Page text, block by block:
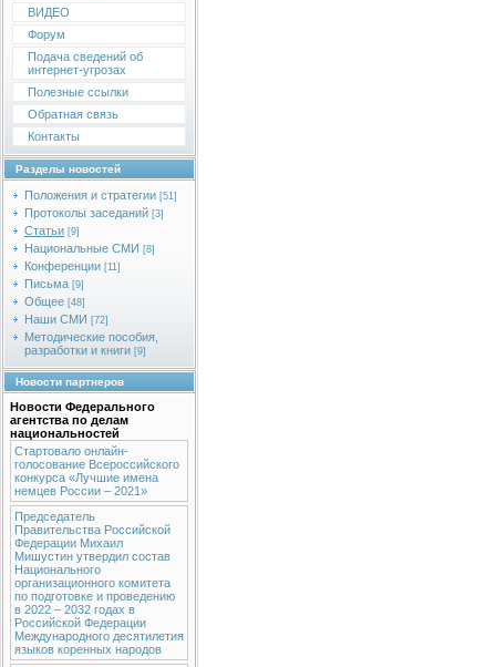
ВИДЕО
Форум
Подача сведений об
интернет-угрозах
Полезные ссылки
Обратная связь
Контакты
Разделы новостей
Положения и стратегии [51]
Протоколы заседаний [3]
Статьи [9]
Национальные СМИ [8]
Конференции [11]
Письма [9]
Общее [48]
Наши СМИ [72]
Методические пособия,
разработки и книги [9]
Новости партнеров
Новости Федерального
агентства по делам
национальностей
Стартовало онлайн-
голосование Всероссийского
конкурса «Лучшие имена
немцев России – 2021»
Председатель
Правительства Российской
Федерации Михаил
Мишустин утвердил состав
Национального
организационного комитета
по подготовке и проведению
в 2022 – 2032 годах в
Российской Федерации
Международного десятилетия
языков коренных народов